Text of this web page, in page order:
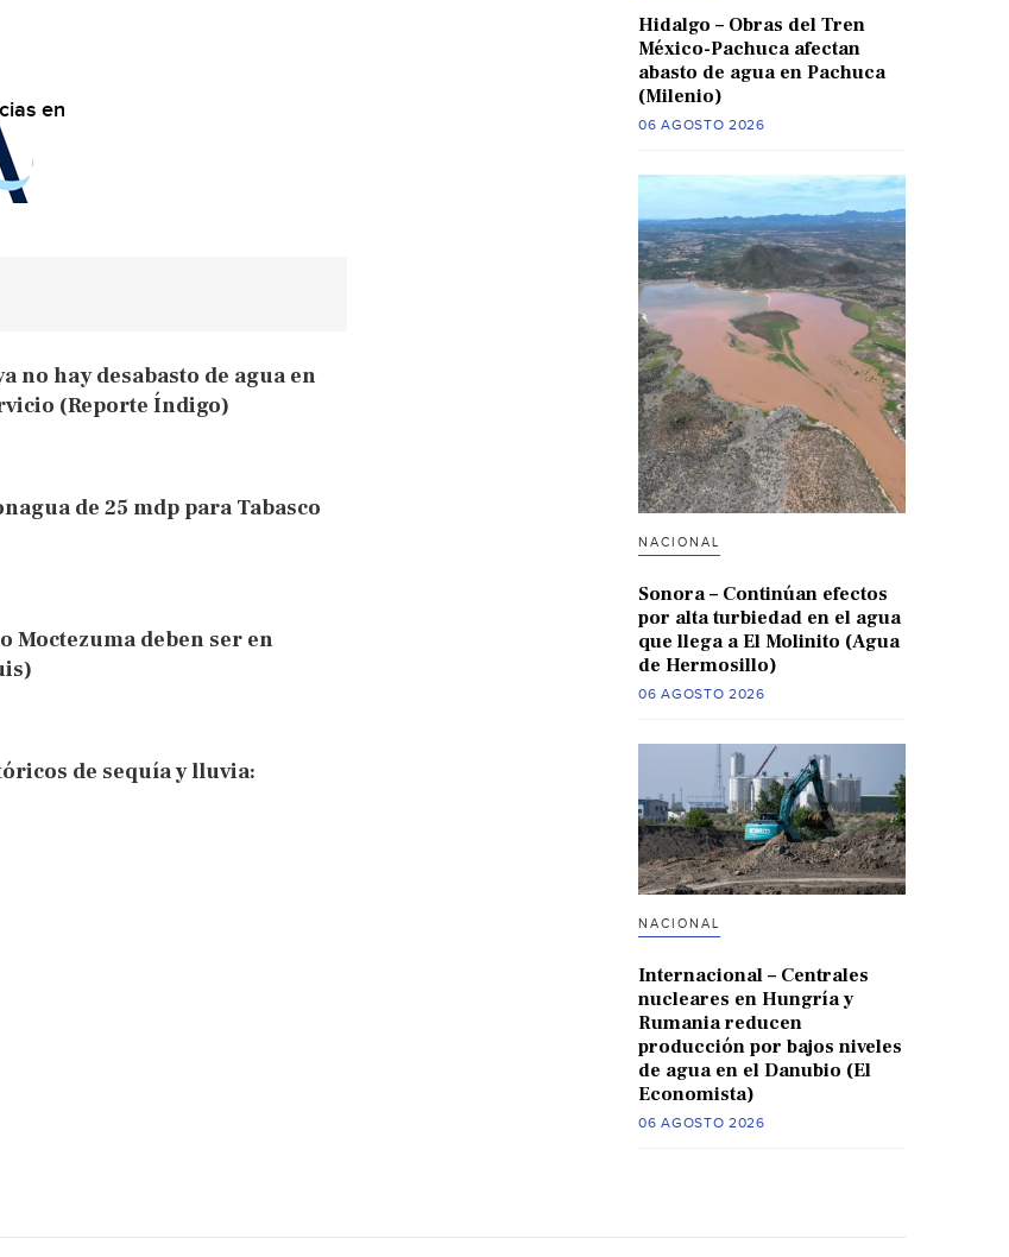
en
no hay desabasto de agua en
(Reporte Índigo)
de 25 mdp para Tabasco
Moctezuma deben ser en
de sequía y lluvia:
Hidalgo – Obras del Tren
México-Pachuca afectan
abasto de agua en Pachuca
(Milenio)
06 AGOSTO 2026
NACIONAL
Sonora – Continúan efectos
por alta turbiedad en el agua
que llega a El Molinito (Agua
de Hermosillo)
06 AGOSTO 2026
NACIONAL
Internacional – Centrales
nucleares en Hungría y
Rumania reducen
producción por bajos niveles
de agua en el Danubio (El
Economista)
06 AGOSTO 2026